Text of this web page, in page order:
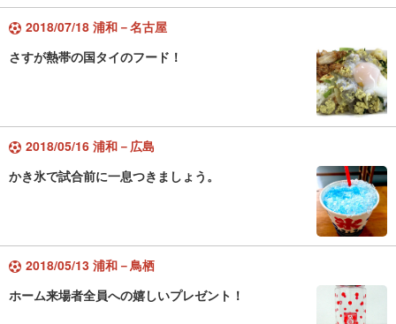
2018/07/18 浦和－名古屋
さすが熱帯の国タイのフード！
2018/05/16 浦和－広島
かき氷で試合前に一息つきましょう。
2018/05/13 浦和－鳥栖
ホーム来場者全員への嬉しいプレゼント！